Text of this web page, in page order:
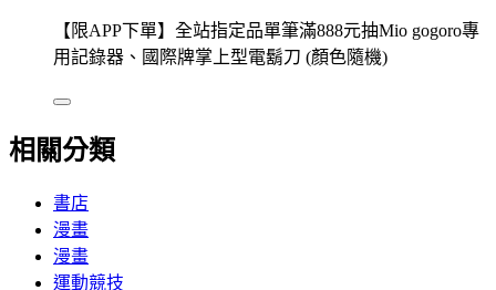
【限APP下單】全站指定品單筆滿888元抽Mio gogoro專
用記錄器、國際牌掌上型電鬍刀 (顏色隨機)
相關分類
書店
漫畫
漫畫
運動競技